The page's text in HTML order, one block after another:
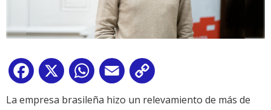
Facebook
X WhatsApp
Email
Link
La empresa brasileña hizo un relevamiento de más de